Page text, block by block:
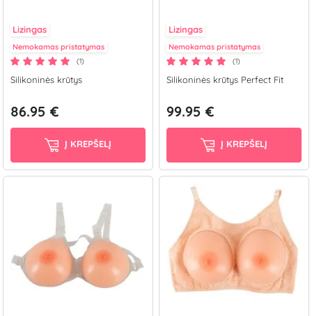
Lizingas
Nemokamas pristatymas
(1)
Silikoninės krūtys
86.95 €
Į KREPŠELĮ
Lizingas
Nemokamas pristatymas
(1)
Silikoninės krūtys Perfect Fit
99.95 €
Į KREPŠELĮ